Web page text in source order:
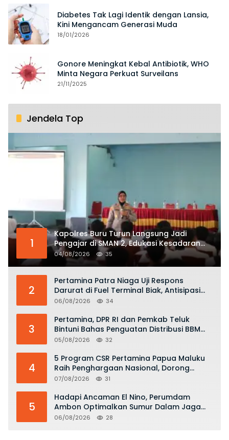
Diabetes Tak Lagi Identik dengan Lansia,
Kini Mengancam Generasi Muda
18/01/2026
Gonore Meningkat Kebal Antibiotik, WHO
Minta Negara Perkuat Surveilans
21/11/2025
Jendela Top
1
Kapolres Buru Turun Langsung Jadi
Pengajar di SMAN 2, Edukasi Kesadaran
Hukum dan Stop Kekerasan
04/08/2026 35
2
Pertamina Patra Niaga Uji Respons
Darurat di Fuel Terminal Biak, Antisipasi
Risiko Kebakaran dan Tumpahan BBM
06/08/2026 34
3
Pertamina, DPR RI dan Pemkab Teluk
Bintuni Bahas Penguatan Distribusi BBM
dan LPG
05/08/2026 32
4
5 Program CSR Pertamina Papua Maluku
Raih Penghargaan Nasional, Dorong
Pemberdayaan Ekonomi hingga
07/08/2026 31
5
Hadapi Ancaman El Nino, Perumdam
Ambon Optimalkan Sumur Dalam Jaga
Pasokan Air Bersih
06/08/2026 28